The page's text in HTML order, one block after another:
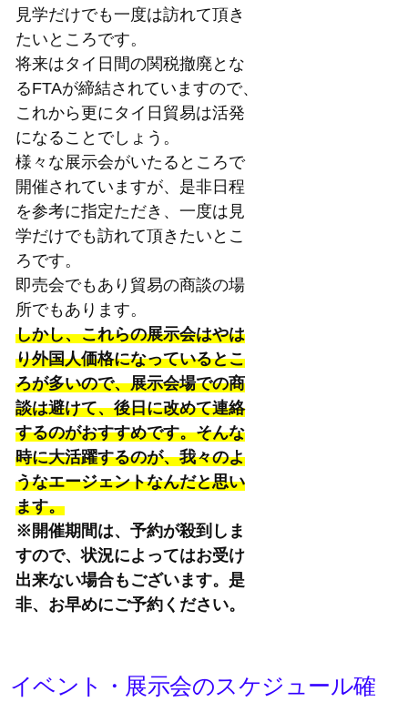
見学だけでも一度は訪れて頂き
たいところです。
将来はタイ日間の関税撤廃とな
るFTAが締結されていますので、
これから更にタイ日貿易は活発
になることでしょう。
様々な展示会がいたるところで
開催されていますが、是非日程
を参考に指定ただき、一度は見
学だけでも訪れて頂きたいとこ
ろです。
即売会でもあり貿易の商談の場
所でもあります。
しかし、これらの展示会はやは
り外国人価格になっているとこ
ろが多いので、展示会場での商
談は避けて、後日に改めて連絡
するのがおすすめです。そんな
時に大活躍するのが、我々のよ
うなエージェントなんだと思い
ます。
※開催期間は、予約が殺到しま
すので、状況によってはお受け
出来ない場合もございます。是
非、お早めにご予約ください。
イベント・展示会のスケジュール確